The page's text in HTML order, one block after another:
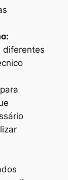
diferentes
para